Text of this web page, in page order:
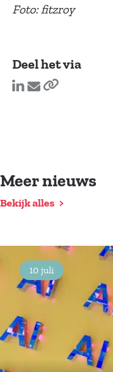
Foto: fitzroy
Deel het via
Meer nieuws
Bekijk alles
10 juli